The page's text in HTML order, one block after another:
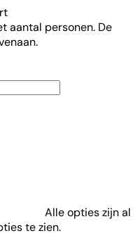
aantal personen. De
Alle opties zijn al
te zien.